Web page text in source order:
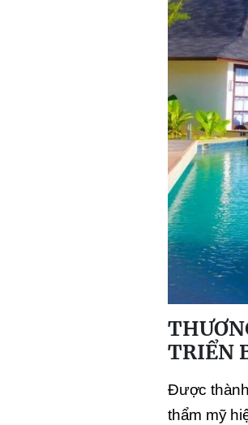
TRIỂN
Được
thẩm mỹ